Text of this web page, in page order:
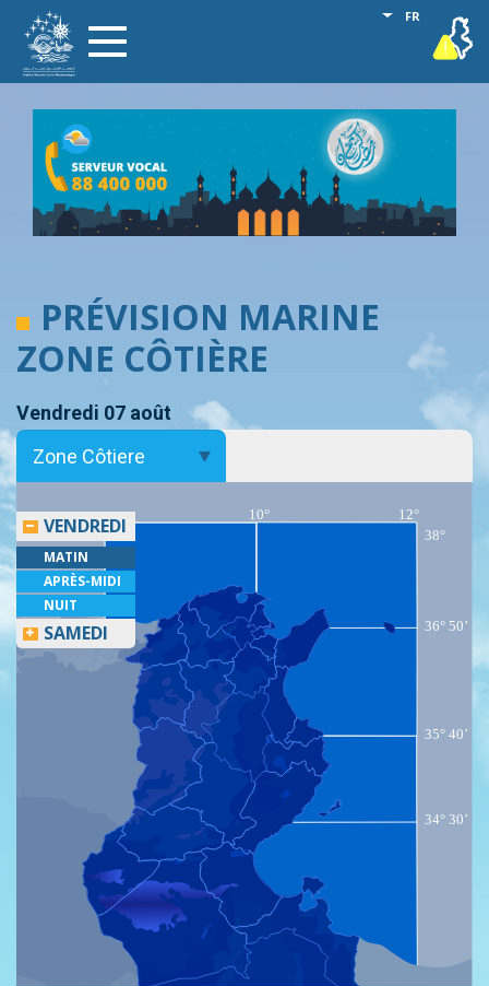
contenu
Toggle
navigation
FR
Lister les
vigilance
PRÉVISION MARINE
ZONE CÔTIÈRE
Vendredi 07 août
VENDREDI
MATIN
APRÈS-MIDI
NUIT
SAMEDI
10°
12°
38°
36° 50’
35° 40’
34° 30’